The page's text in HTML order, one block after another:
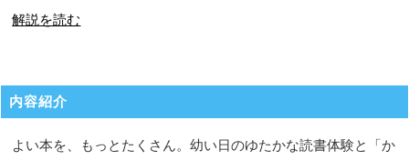
解説を読む
内容紹介
よい本を、もっとたくさん。幼い日のゆたかな読書体験と「か